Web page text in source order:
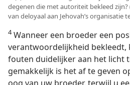
degenen die met autoriteit bekleed zijn?
van deloyaal aan Jehovah’s organisatie
4Wanneer een broeder een
verantwoordelijkheid bekleedt,
fouten duidelijker aan het licht
gemakkelijk is het af te geven